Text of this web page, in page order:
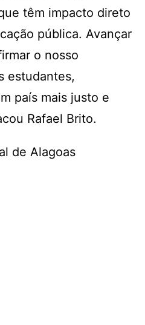
têm impacto direto
pública. Avançar
o nosso
estudantes,
país mais justo e
Rafael Brito.
de Alagoas